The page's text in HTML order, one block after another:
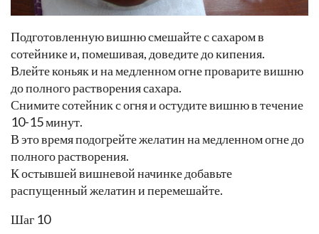
Подготовленную вишню смешайте с сахаром в
сотейнике и, помешивая, доведите до кипения.
Влейте коньяк и на медленном огне проварите вишню
до полного растворения сахара.
Снимите сотейник с огня и остудите вишню в течение
10-15 минут.
В это время подогрейте желатин на медленном огне до
полного растворения.
К остывшей вишневой начинке добавьте
распущенный желатин и перемешайте.
Шаг 10